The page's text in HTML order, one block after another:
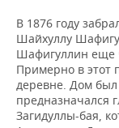
В 1876 году
Шайхуллу
Шафигуллин еще
Примерно в этот
деревне. Дом
предназначался
Загидуллы-бая,